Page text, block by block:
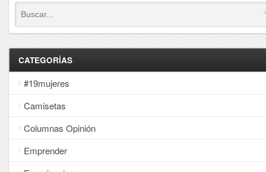
CATEGORÍAS
#19mujeres
Camisetas
Columnas Opinión
Emprender